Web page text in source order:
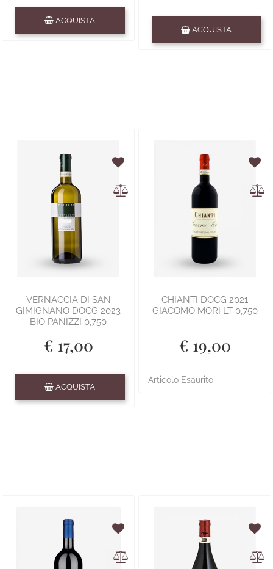
ACQUISTA
ACQUISTA
VERNACCIA DI SAN
GIMIGNANO DOCG 2023
BIO PANIZZI 0,750
€ 17,00
ACQUISTA
CHIANTI DOCG 2021
GIACOMO MORI LT 0,750
€ 19,00
Articolo Esaurito